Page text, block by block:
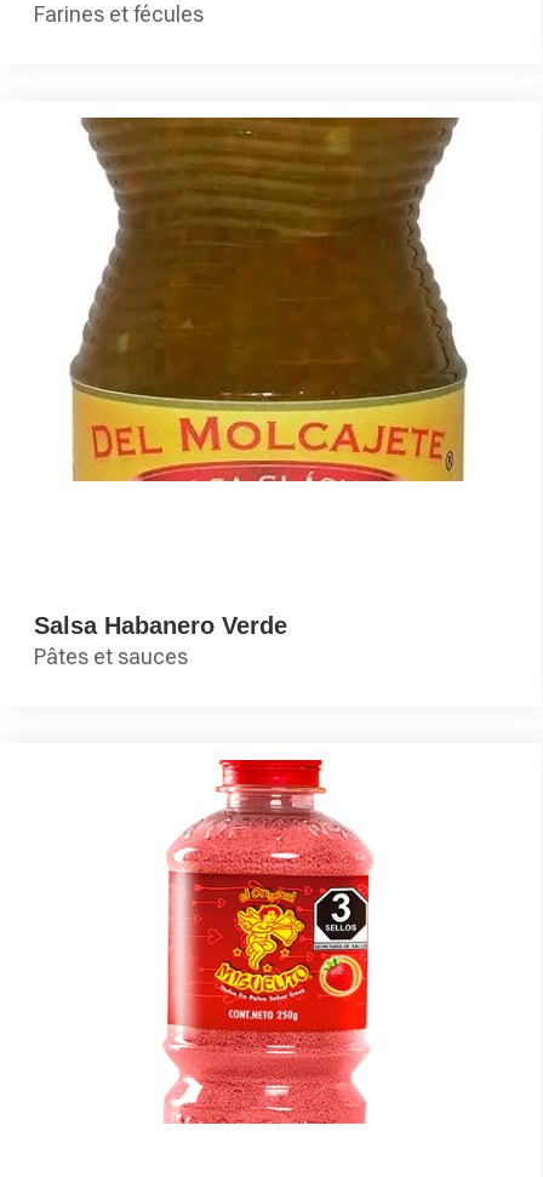
Farines et fécules
Salsa Habanero Verde
Pâtes et sauces